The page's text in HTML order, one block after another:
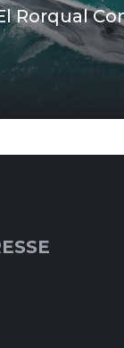
Rorqual